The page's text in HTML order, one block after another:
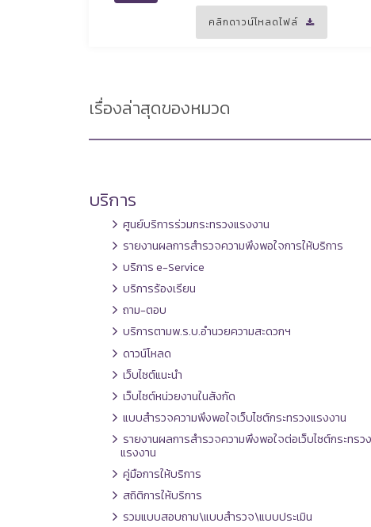
คลิกดาวน์โหลดไฟล์
เรื่องล่าสุดของหมวด
บริการ
ศูนย์บริการร่วมกระทรวงแรงงาน
รายงานผลการสำรวจความพึงพอใจการให้บริการ
บริการ e-Service
บริการร้องเรียน
ถาม-ตอบ
บริการตามพ.ร.บ.อำนวยความสะดวกฯ
ดาวน์โหลด
เว็บไซต์แนะนำ
เว็บไซต์หน่วยงานในสังกัด
แบบสำรวจความพึงพอใจเว็บไซต์กระทรวงแรงงาน
รายงานผลการสำรวจความพึงพอใจต่อเว็บไซต์กระทรวง
แรงงาน
คู่มือการให้บริการ
สถิติการให้บริการ
รวมแบบสอบถาม\แบบสำรวจ\แบบประเมิน